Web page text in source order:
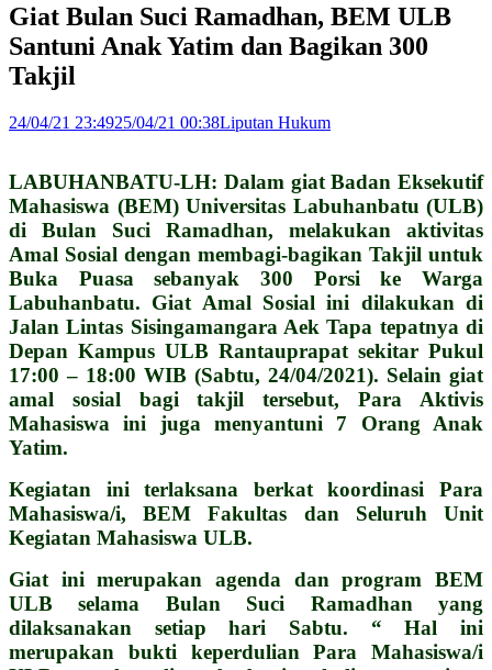
Giat Bulan Suci Ramadhan, BEM ULB
Santuni Anak Yatim dan Bagikan 300
Takjil
24/04/21 23:4925/04/21 00:38Liputan Hukum
LABUHANBATU-LH: Dalam giat Badan Eksekutif
Mahasiswa (BEM) Universitas Labuhanbatu (ULB)
di Bulan Suci Ramadhan, melakukan aktivitas
Amal Sosial dengan membagi-bagikan Takjil untuk
Buka Puasa sebanyak 300 Porsi ke Warga
Labuhanbatu. Giat Amal Sosial ini dilakukan di
Jalan Lintas Sisingamangara Aek Tapa tepatnya di
Depan Kampus ULB Rantauprapat sekitar Pukul
17:00 – 18:00 WIB (Sabtu, 24/04/2021). Selain giat
amal sosial bagi takjil tersebut, Para Aktivis
Mahasiswa ini juga menyantuni 7 Orang Anak
Yatim.
Kegiatan ini terlaksana berkat koordinasi Para
Mahasiswa/i, BEM Fakultas dan Seluruh Unit
Kegiatan Mahasiswa ULB.
Giat ini merupakan agenda dan program BEM
ULB selama Bulan Suci Ramadhan yang
dilaksanakan setiap hari Sabtu. “ Hal ini
merupakan bukti keperdulian Para Mahasiswa/i